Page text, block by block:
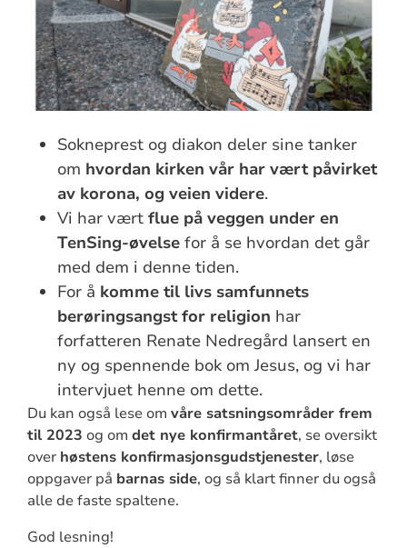
Sokneprest og diakon deler sine tanker
om hvordan kirken vår har vært påvirket
av korona, og veien videre.
Vi har værtflue på veggen under en
TenSing-øvelse for å se hvordan det går
med dem i denne tiden.
For å komme til livs samfunnets
berøringsangst for religion har
forfatteren Renate Nedregård lansert en
ny og spennende bok om Jesus, og vi har
intervjuet henne om dette.
Du kan også lese om våre satsningsområder frem
til 2023 og om det nye konfirmantåret, se oversikt
over høstens konfirmasjonsgudstjenester, løse
oppgaver på barnas side, og så klart finner du også
alle de faste spaltene.
God lesning!